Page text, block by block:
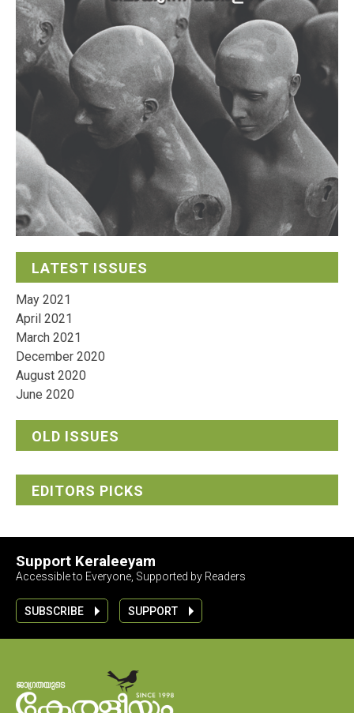
LATEST ISSUES
May 2021
April 2021
March 2021
December 2020
August 2020
June 2020
OLD ISSUES
EDITORS PICKS
Support Keraleeyam
Accessible to Everyone, Supported by Readers
SUBSCRIBE SUPPORT